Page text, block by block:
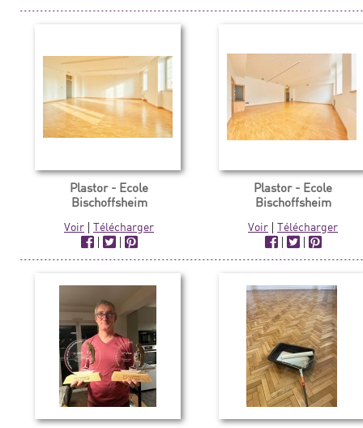
Plastor - Ecole
Bischoffsheim
Voir |Télécharger
|
|
Plastor - Ecole
Bischoffsheim
Voir |Télécharger
|
|